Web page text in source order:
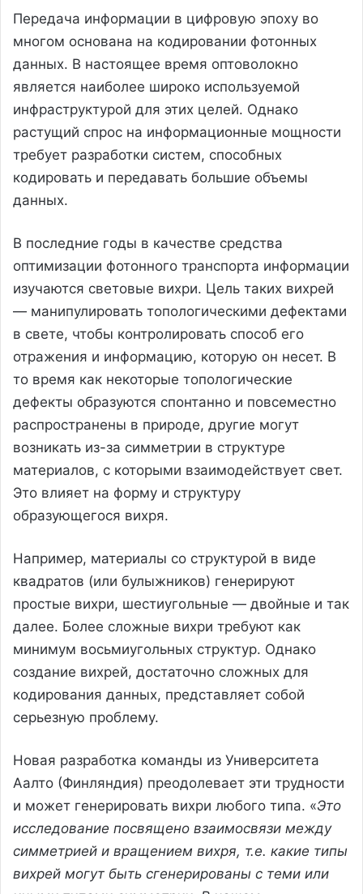
Передача информации в цифровую эпоху во
многом основана на кодировании фотонных
данных. В настоящее время оптоволокно
является наиболее широко используемой
инфраструктурой для этих целей. Однако
растущий спрос на информационные мощности
требует разработки систем, способных
кодировать и передавать большие объемы
данных.
В последние годы в качестве средства
оптимизации фотонного транспорта информации
изучаются световые вихри. Цель таких вихрей
— манипулировать топологическими дефектами
в свете, чтобы контролировать способ его
отражения и информацию, которую он несет. В
то время как некоторые топологические
дефекты образуются спонтанно и повсеместно
распространены в природе, другие могут
возникать из-за симметрии в структуре
материалов, с которыми взаимодействует свет.
Это влияет на форму и структуру
образующегося вихря.
Например, материалы со структурой в виде
квадратов (или булыжников) генерируют
простые вихри, шестиугольные — двойные и так
далее. Более сложные вихри требуют как
минимум восьмиугольных структур. Однако
создание вихрей, достаточно сложных для
кодирования данных, представляет собой
серьезную проблему.
Новая разработка команды из Университета
Аалто (Финляндия) преодолевает эти трудности
и может генерировать вихри любого типа. «Это
исследование посвящено взаимосвязи между
симметрией и вращением вихря, т.е. какие типы
вихрей могут быть сгенерированы с теми или